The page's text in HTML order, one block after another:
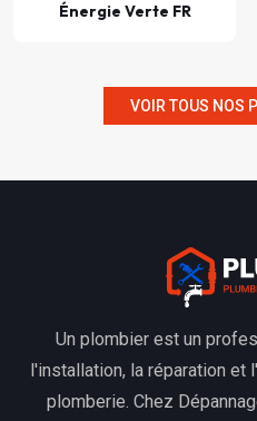
Énergie Verte FR
VOIR TOUS NOS
Un plombier est un
l'installation, la réparation
plomberie. Chez